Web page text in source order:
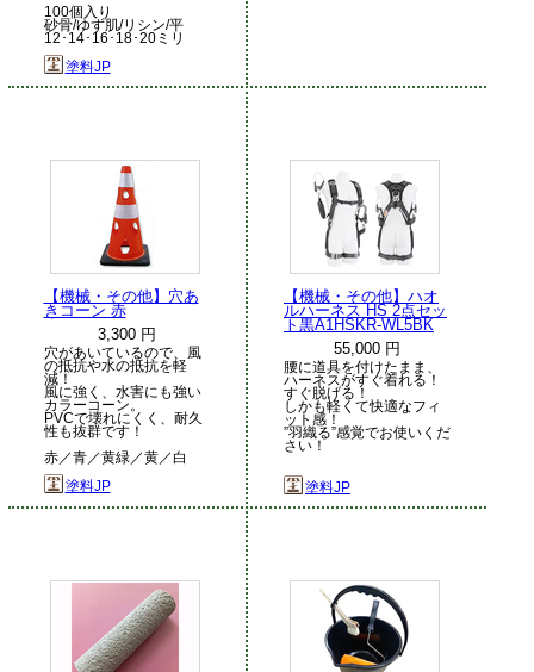
100個入り
砂骨/ゆず肌/リシン/平
12･14･16･18･20ミリ
塗料JP
【機械・その他】穴あ
きコーン 赤
3,300 円
穴があいているので、風
の抵抗や水の抵抗を軽
減！
風に強く、水害にも強い
カラーコーン。
PVCで壊れにくく、耐久
性も抜群です！
赤／青／黄緑／黄／白
塗料JP
【機械・その他】ハオ
ルハーネス HS 2点セッ
ト黒A1HSKR-WL5BK
55,000 円
腰に道具を付けたまま、
ハーネスがすぐ着れる！
すぐ脱げる！
しかも軽くて快適なフィ
ット感！
”羽織る”感覚でお使いくだ
さい！
塗料JP